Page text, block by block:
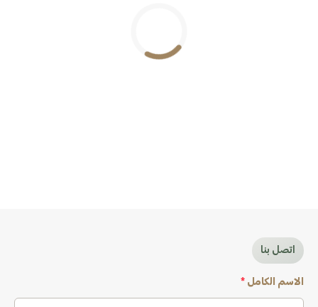
اتصل بنا
الاسم الكامل *